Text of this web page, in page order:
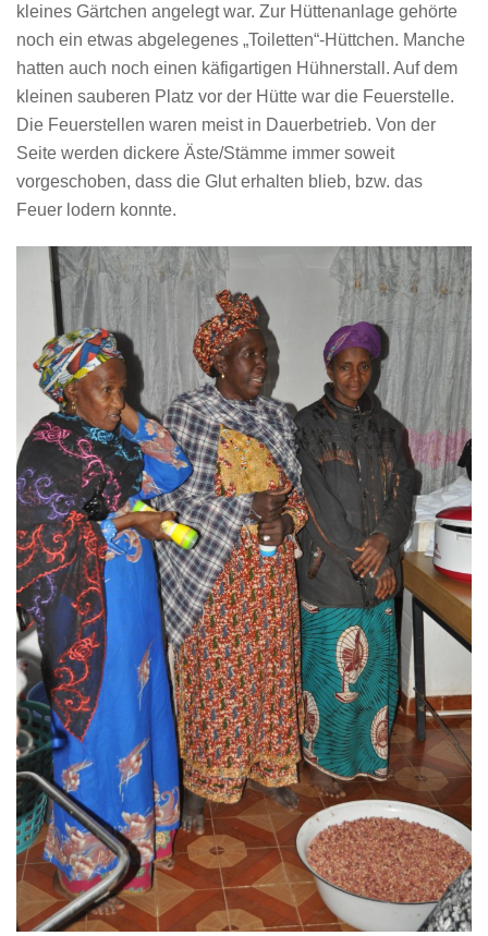
kleines Gärtchen angelegt war. Zur Hüttenanlage gehörte
noch ein etwas abgelegenes „Toiletten“-Hüttchen. Manche
hatten auch noch einen käfigartigen Hühnerstall. Auf dem
kleinen sauberen Platz vor der Hütte war die Feuerstelle.
Die Feuerstellen waren meist in Dauerbetrieb. Von der
Seite werden dickere Äste/Stämme immer soweit
vorgeschoben, dass die Glut erhalten blieb, bzw. das
Feuer lodern konnte.